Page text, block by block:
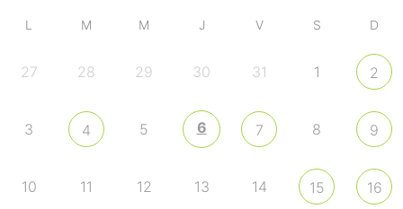
L M M J V S D
27 28 29 30 31 1 2
3 4 5 6 7 8 9
10 11 12 13 14 15 16